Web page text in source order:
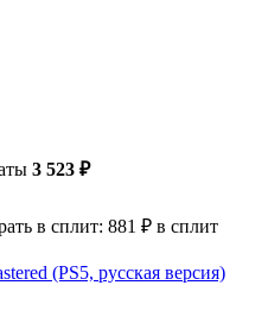
3 523 ₽
в сплит: 881 ₽ в сплит
(PS5, русская версия)